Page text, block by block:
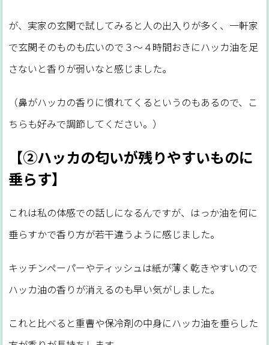
が、実家の玄関で試してみると人の出入りが多く、一軒家
で玄関そのものも広いので３～４時間おきにハッカ油を足
さないと香りが弱いなと感じました。
（鼻がハッカの香りに慣れてくるというのもあるので、こ
ちらも好みで調節してください。）
【②ハッカの匂いが残りやすいものに
垂らす】
これは私の体感での話しになるんですが、はっか油を何に
垂らすかで香り方が若干違うように感じました。
キッチンペーパーやティッシュは紙が薄く乾きやすいので
ハッカ油の香りが消えるのも早い気がしました。
これと比べると重曹や保冷剤の中身にハッカ油を垂らした